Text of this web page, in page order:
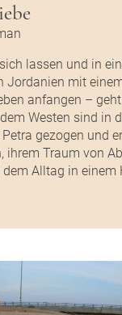
lassen und in
Jordanien mit
anfangen –
Westen sind in
gezogen und
ihrem Traum von
dem Alltag in einem